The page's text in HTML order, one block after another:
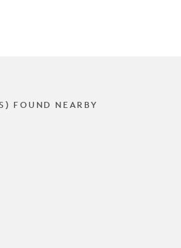
FOUND NEARBY